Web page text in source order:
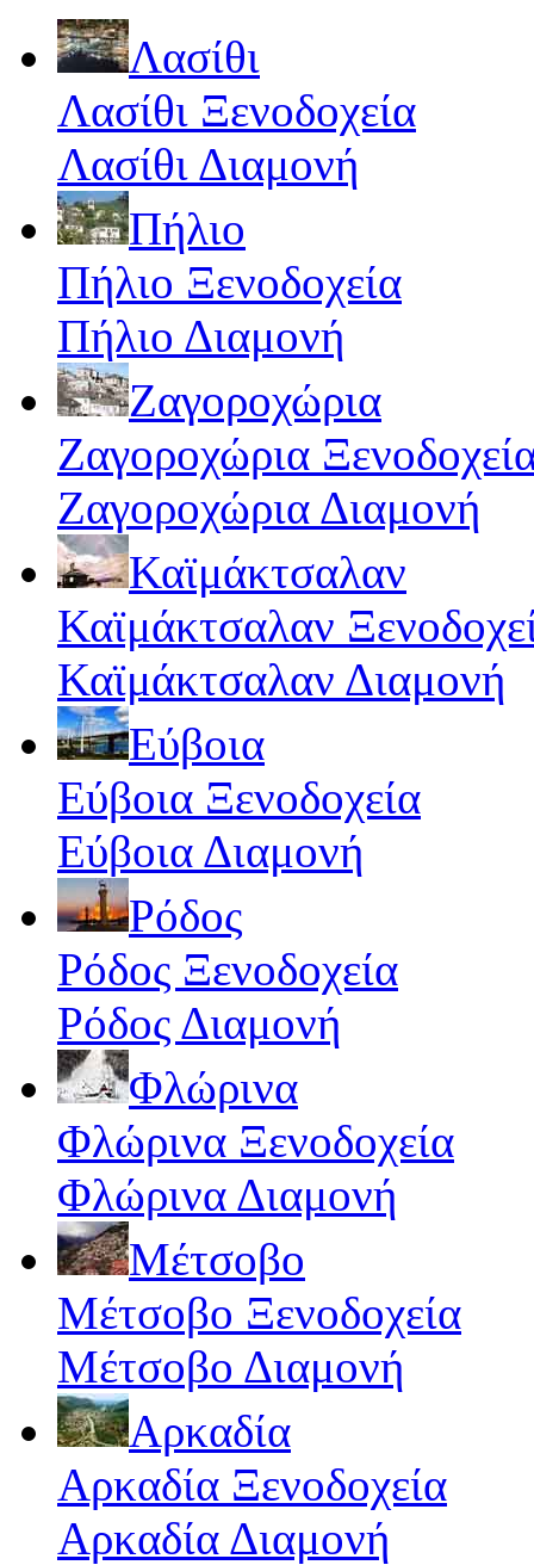
Λασίθι
Λασίθι Ξενοδοχεία
Λασίθι Διαμονή
Πήλιο
Πήλιο Ξενοδοχεία
Πήλιο Διαμονή
Ζαγοροχώρια
Ζαγοροχώρια
Ζαγοροχώρια Διαμονή
Καϊμάκτσαλαν
Καϊμάκτσαλαν
Καϊμάκτσαλαν Διαμονή
Εύβοια
Εύβοια Ξενοδοχεία
Εύβοια Διαμονή
Ρόδος
Ρόδος Ξενοδοχεία
Ρόδος Διαμονή
Φλώρινα
Φλώρινα Ξενοδοχεία
Φλώρινα Διαμονή
Μέτσοβο
Μέτσοβο Ξενοδοχεία
Μέτσοβο Διαμονή
Αρκαδία
Αρκαδία Ξενοδοχεία
Αρκαδία Διαμονή